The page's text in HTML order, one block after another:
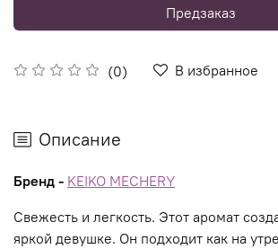
(0) В избранное
Предзаказ
Описание
Бренд - KEIKO MECHERY
Свежесть и легкость. Этот аромат
яркой девушке. Он подходит как на